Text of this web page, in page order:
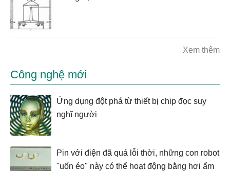
Xem thêm
Công nghệ mới
Ứng dụng đột phá từ thiết bị chip đọc suy
nghĩ người
Pin với điện đã quá lỗi thời, những con robot
"uốn éo" này có thể hoạt động bằng hơi ẩm